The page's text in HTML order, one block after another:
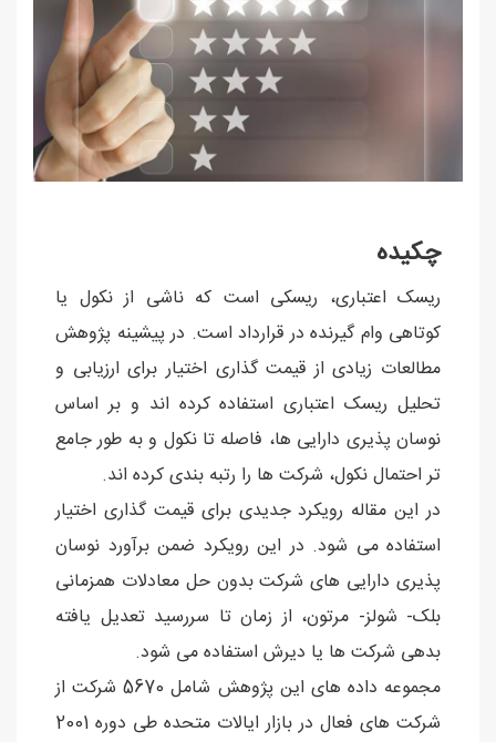
چکیده
ریسک اعتباری، ریسکی است که ناشی از نکول یا
کوتاهی وام گیرنده در قرارداد است. در پیشینه پژوهش
مطالعات زیادی از قیمت گذاری اختیار برای ارزیابی و
تحلیل ریسک اعتباری استفاده کرده اند و بر اساس
نوسان پذیری دارایی ها، فاصله تا نکول و به طور جامع
تر احتمال نکول، شرکت ها را رتبه بندی کرده اند.
در این مقاله رویکرد جدیدی برای قیمت گذاری اختیار
استفاده می شود. در این رویکرد ضمن برآورد نوسان
پذیری دارایی های شرکت بدون حل معادلات همزمانی
بلک- شولز- مرتون، از زمان تا سررسید تعدیل یافته
بدهی شرکت ها یا دیرش استفاده می شود.
مجموعه داده های این پژوهش شامل 5670 شرکت از
شرکت های فعال در بازار ایالات متحده طی دوره 2001